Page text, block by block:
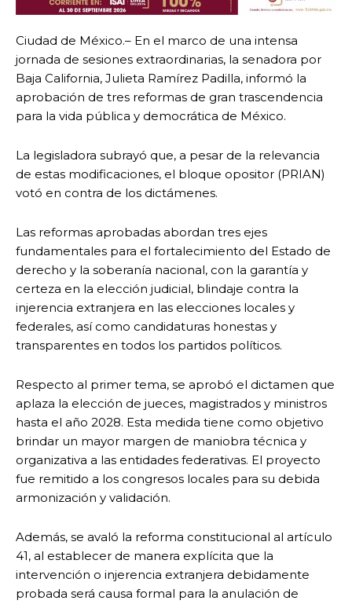
Ciudad de México.– En el marco de una intensa
jornada de sesiones extraordinarias, la senadora por
Baja California, Julieta Ramírez Padilla, informó la
aprobación de tres reformas de gran trascendencia
para la vida pública y democrática de México.
La legisladora subrayó que, a pesar de la relevancia
de estas modificaciones, el bloque opositor (PRIAN)
votó en contra de los dictámenes.
​Las reformas aprobadas abordan tres ejes
fundamentales para el fortalecimiento del Estado de
derecho y la soberanía nacional, con la garantía y
certeza en la elección judicial, blindaje contra la
injerencia extranjera en las elecciones locales y
federales, así como candidaturas honestas y
transparentes en todos los partidos políticos.
Respecto al primer tema, se aprobó el dictamen que
aplaza la elección de jueces, magistrados y ministros
hasta el año 2028. Esta medida tiene como objetivo
brindar un mayor margen de maniobra técnica y
organizativa a las entidades federativas. El proyecto
fue remitido a los congresos locales para su debida
armonización y validación.
Además, se avaló la reforma constitucional al artículo
41, al establecer de manera explícita que la
intervención o injerencia extranjera debidamente
probada será causa formal para la anulación de